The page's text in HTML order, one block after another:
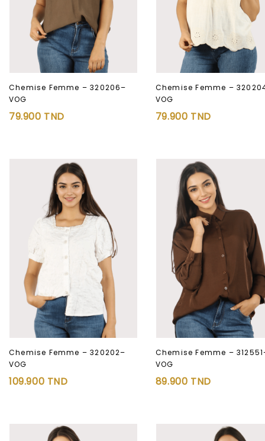
Chemise Femme – 320206–
VOG
79.900 TND
Chemise Femme –
VOG
79.900 TND
Chemise Femme – 320202–
VOG
109.900 TND
Chemise Femme –
VOG
89.900 TND